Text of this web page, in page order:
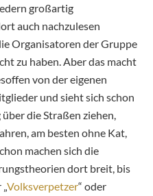
großartig
auch nachzulesen
Organisatoren der Gruppe
zu haben. Aber das macht
von der eigenen
und sieht sich schon
die Straßen ziehen,
am besten ohne Kat,
machen sich die
dort breit, bis
Volksverpetzer“ oder